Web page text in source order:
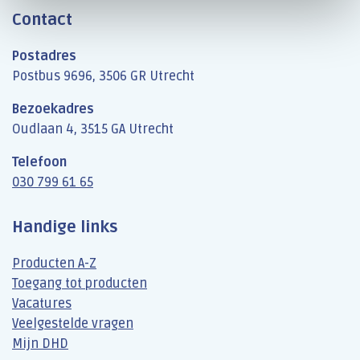
Contact
Postadres
Postbus 9696, 3506 GR Utrecht
Bezoekadres
Oudlaan 4, 3515 GA Utrecht
Telefoon
030 799 61 65
Handige links
Producten A-Z
Toegang tot producten
Vacatures
Veelgestelde vragen
Mijn DHD